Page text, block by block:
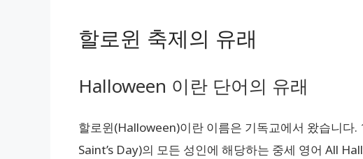
할로윈 축제의 유래
Halloween 이란 단어의 유래
할로윈(Halloween)이란 이름은 기독교에서 왔습니다
Saint’s Day)의 모든 성인에 해당하는 중세 영어 All